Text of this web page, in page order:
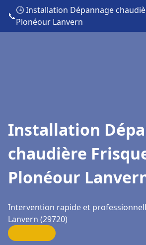
📞
🕒 Installation Dépannage
Plonéour Lanvern
Installation
chaudière
Plonéour
Intervention rapide et
Lanvern (29720)